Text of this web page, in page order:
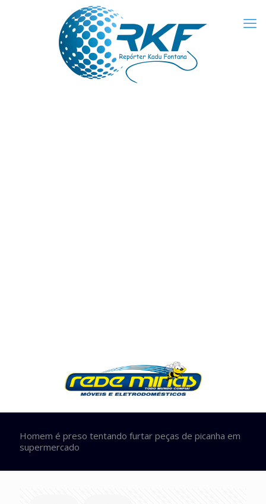
Homem é preso tentando furtar peças de picanha em
supermercado